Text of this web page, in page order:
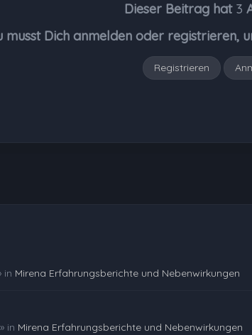
Dieser Beitrag hat 3
musst Dich anmelden oder registrieren,
Registrieren
in Mirena Erfahrungsberichte und Nebenwirkungen
» in Mirena Erfahrungsberichte und Nebenwirkungen